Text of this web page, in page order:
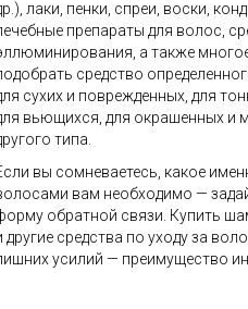
лаки, пенки, спреи, воски,
препараты для волос,
а также
средство
сухих и поврежденных, для
вьющихся, для окрашенных и
типа.
вы сомневаетесь, какое
вам необходимо —
обратной связи. Купить
другие средства по уходу за
усилий — преимущество